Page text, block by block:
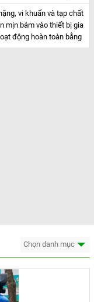
vi khuẩn và tạp chất
mịn bám vào thiết bị gia
động hoàn toàn bằng
304 siêu bền, nguyên
Chọn danh mục